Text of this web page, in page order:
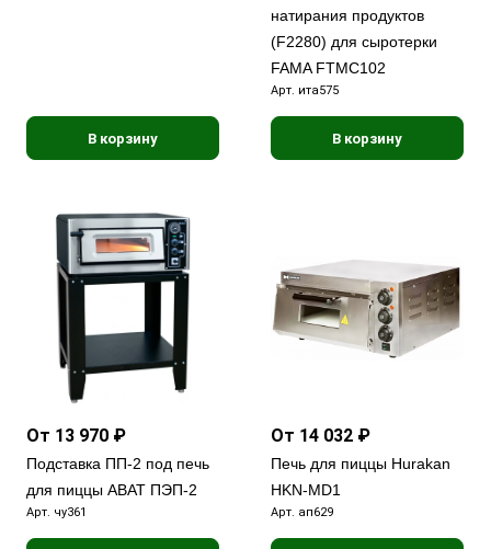
В корзину
натирания продуктов
(F2280) для сыротерки
FAMA FTMC102
Арт. ита575
В корзину
От 13 970 ₽
Подставка ПП-2 под печь
для пиццы ABAT ПЭП-2
Арт. чу361
От 14 032 ₽
Печь для пиццы Hurakan
HKN-MD1
Арт. ап629